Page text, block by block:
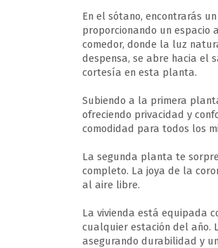
En el sótano, encontrarás
proporcionando un espacio
comedor, donde la luz
despensa, se abre hacia el
cortesía en esta planta.
Subiendo a la primera
ofreciendo privacidad y
comodidad para todos los
La segunda planta te
completo. La joya de la
al aire libre.
La vivienda está equipada
cualquier estación del año.
asegurando durabilidad y